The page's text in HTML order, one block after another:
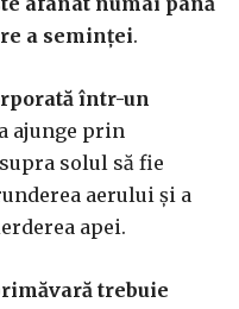
a seminţei.
într-un
ajunge prin
solul să fie
aerului şi a
apei.
trebuie